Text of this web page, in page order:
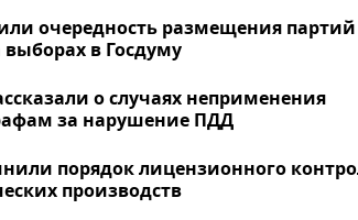
очередность размещения
в Госдуму
о случаях неприменения
за нарушение ПДД
порядок лицензионного
производств